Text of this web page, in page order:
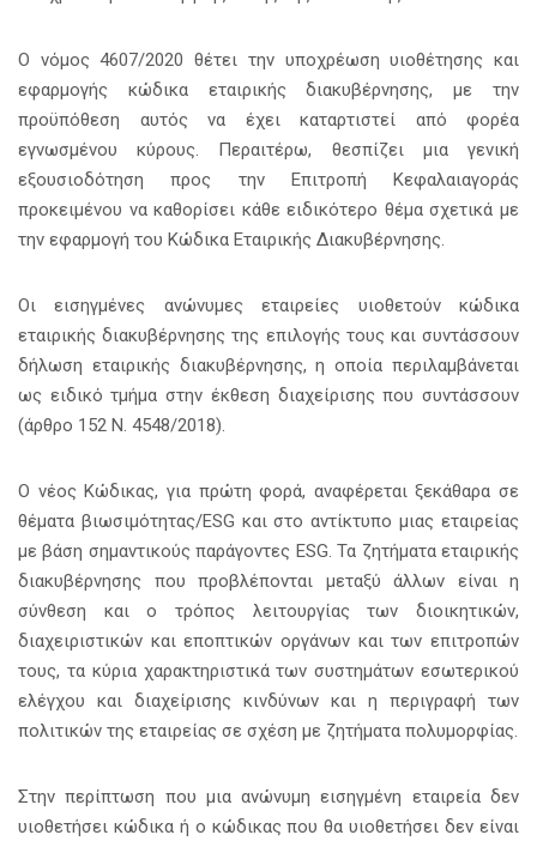
Ο νόμος 4607/2020 θέτει την υποχρέωση υιοθέτησης και
εφαρμογής κώδικα εταιρικής διακυβέρνησης, με την
προϋπόθεση αυτός να έχει καταρτιστεί από φορέα
εγνωσμένου κύρους. Περαιτέρω, θεσπίζει μια γενική
εξουσιοδότηση προς την Επιτροπή Κεφαλαιαγοράς
προκειμένου να καθορίσει κάθε ειδικότερο θέμα σχετικά με
την εφαρμογή του Κώδικα Εταιρικής Διακυβέρνησης.
Οι εισηγμένες ανώνυμες εταιρείες υιοθετούν κώδικα
εταιρικής διακυβέρνησης της επιλογής τους και συντάσσουν
δήλωση εταιρικής διακυβέρνησης, η οποία περιλαμβάνεται
ως ειδικό τμήμα στην έκθεση διαχείρισης που συντάσσουν
(άρθρο 152 Ν. 4548/2018).
Ο νέος Κώδικας, για πρώτη φορά, αναφέρεται ξεκάθαρα σε
θέματα βιωσιμότητας/ESG και στο αντίκτυπο μιας εταιρείας
με βάση σημαντικούς παράγοντες ESG. Τα ζητήματα εταιρικής
διακυβέρνησης που προβλέπονται μεταξύ άλλων είναι η
σύνθεση και ο τρόπος λειτουργίας των διοικητικών,
διαχειριστικών και εποπτικών οργάνων και των επιτροπών
τους, τα κύρια χαρακτηριστικά των συστημάτων εσωτερικού
ελέγχου και διαχείρισης κινδύνων και η περιγραφή των
πολιτικών της εταιρείας σε σχέση με ζητήματα πολυμορφίας.
Στην περίπτωση που μια ανώνυμη εισηγμένη εταιρεία δεν
υιοθετήσει κώδικα ή ο κώδικας που θα υιοθετήσει δεν είναι